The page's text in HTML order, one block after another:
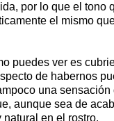
por lo que el tono
el mismo
puedes ver es
de habernos
una sensación
aunque sea de
natural en el rostro.